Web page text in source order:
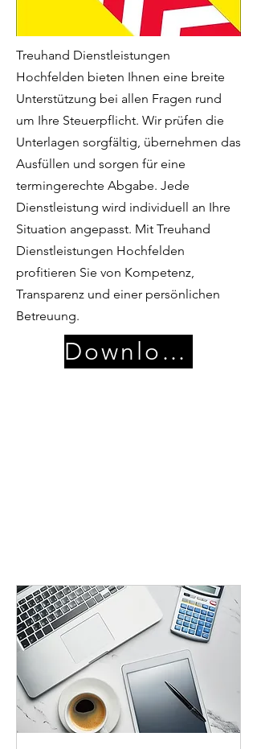
Treuhand Dienstleistungen
Hochfelden bieten Ihnen eine breite
Unterstützung bei allen Fragen rund
um Ihre Steuerpflicht. Wir prüfen die
Unterlagen sorgfältig, übernehmen das
Ausfüllen und sorgen für eine
termingerechte Abgabe. Jede
Dienstleistung wird individuell an Ihre
Situation angepasst. Mit Treuhand
Dienstleistungen Hochfelden
profitieren Sie von Kompetenz,
Transparenz und einer persönlichen
Betreuung.
Download